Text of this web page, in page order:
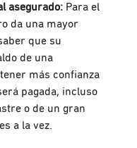
asegurado: Para el
da una mayor
que su
de una
más confianza
pagada, incluso
o de un gran
a la vez.